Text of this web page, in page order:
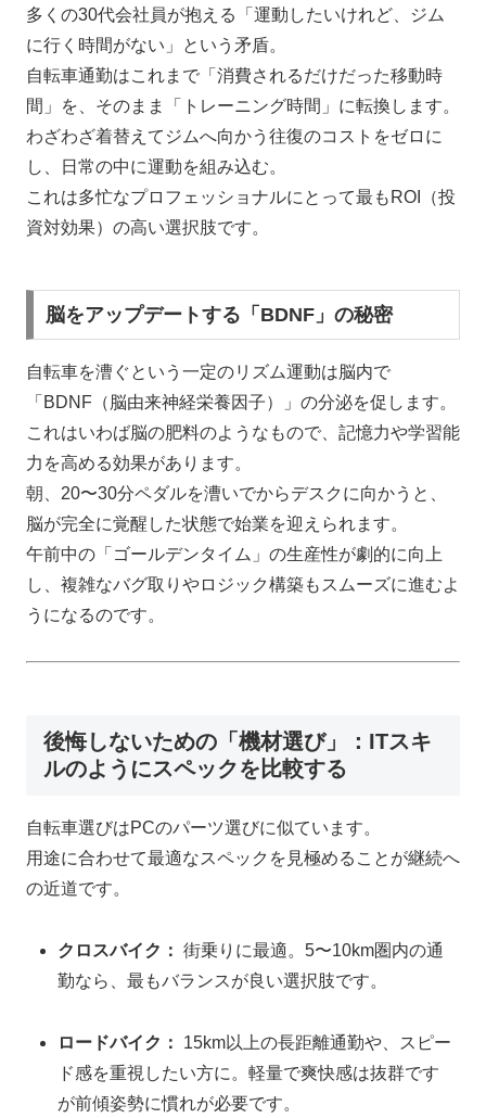
多くの30代会社員が抱える「運動したいけれど、ジム
に行く時間がない」という矛盾。
自転車通勤はこれまで「消費されるだけだった移動時
間」を、そのまま「トレーニング時間」に転換します。
わざわざ着替えてジムへ向かう往復のコストをゼロに
し、日常の中に運動を組み込む。
これは多忙なプロフェッショナルにとって最もROI（投
資対効果）の高い選択肢です。
脳をアップデートする「BDNF」の秘密
自転車を漕ぐという一定のリズム運動は脳内で
「BDNF（脳由来神経栄養因子）」の分泌を促します。
これはいわば脳の肥料のようなもので、記憶力や学習能
力を高める効果があります。
朝、20〜30分ペダルを漕いでからデスクに向かうと、
脳が完全に覚醒した状態で始業を迎えられます。
午前中の「ゴールデンタイム」の生産性が劇的に向上
し、複雑なバグ取りやロジック構築もスムーズに進むよ
うになるのです。
後悔しないための「機材選び」：ITスキ
ルのようにスペックを比較する
自転車選びはPCのパーツ選びに似ています。
用途に合わせて最適なスペックを見極めることが継続へ
の近道です。
クロスバイク： 街乗りに最適。5〜10km圏内の通
勤なら、最もバランスが良い選択肢です。
ロードバイク：
15km以上の長距離通勤や、スピー
ド感を重視したい方に。軽量で爽快感は抜群です
が前傾姿勢に慣れが必要です。